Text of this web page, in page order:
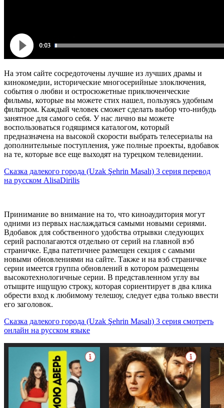
На этом сайте сосредоточены лучшие из лучших драмы и
кинокомедии, исторические многосерийные злоключения,
события о любви и остросюжетные приключенческие
фильмы, которые вы можете стих нашел, пользуясь удобным
фильтром. Каждый человек сможет сделать выбор что-нибудь
занятное для самого себя. У нас лично вы можете
воспользоваться годящимся каталогом, который
предназначена на высокой скорости выбрать телесериалы на
дополнительные поступления, уже полные проекты, вдобавок
на те, которые все еще выходят на турецком телевидении.
Сказка далекого города (Uzak Şehrin Masalı) 3 серия перевод
на русском AlisaDirilis
Принимание во внимание на то, что киноаудитория могут
одними из первых наслаждаться самыми новыми сериями.
Вдобавок для собственного удобства отрывки следующих
серий располагаются отдельно от серий на главной вэб
страничке. Едва патетичнее размещен секция с самыми
новыми обновлениями на сайте. Также и на вэб страничке
серии имеется группа обновлений в котором размещены
высокотехнологичные серии. В представленном углу вы
отыщите ищущую строку, которая сориентирует в два клика
обрести вход к любимому телешоу, следует едва только ввести
его заголовок.
Сказка далекого города (Uzak Şehrin Masalı) 3 серия cмотреть
онлайн на русском языке